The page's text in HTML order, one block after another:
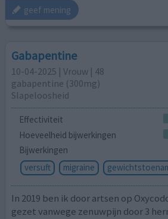
geef mening
Gabapentine
10-04-2025 | Vrouw | 48
gabapentine (300mg)
Slapeloosheid
Effectiviteit
Hoeveelheid bijwerkingen
Bijwerkingen
versuft
migraine
In 2019 ben ik door artsen op
gezet vanwege zenuwpijn door 3